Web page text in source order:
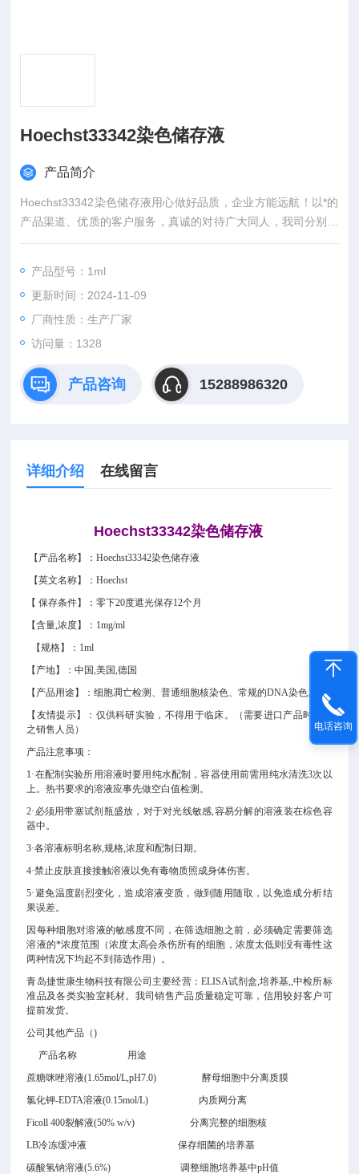
Hoechst33342染色储存液
产品简介
Hoechst33342染色储存液用心做好品质，企业方能远航！以*的
产品渠道、优质的客户服务，真诚的对待广大同人，我司分别在
上海、武汉，等城市设有专业实验室，竭诚服务每位科研工作
产品型号：1ml
更新时间：2024-11-09
厂商性质：生产厂家
访问量：1328
产品咨询 15288986320
详细介绍 在线留言
Hoechst33342染色储存液
【产品名称】：Hoechst33342染色储存液
【英文名称】：Hoechst
【 保存条件】
：零下20度遮光保存12个月
【含量,浓度】：1mg/ml
【规格】： 1ml
【产地】：中国,美国,德国
【产品用途】：细胞凋亡检测、普通细胞核染色、常规的DNA染色。
【友情提示】：仅供科研实验，不得用于临床。（需要进口产品时请告
之销售人员）
产品注意事项：
1·在配制实验所用溶液时要用纯水配制，容器使用前需用纯水清洗3次以
上。热书要求的溶液应事先做空白值检测。
2· 必须用带塞试剂瓶盛放，对于对光线敏感,容易分解的溶液装在棕色容
器中。
3·各溶液标明名称,规格,浓度和配制日期。
4·禁止皮肤直接接触溶液以免有毒物质照成身体伤害。
5·避免温度剧烈变化，造成溶液变质，做到随用随取，以免造成分析结
果误差。
因每种细胞对溶液的敏感度不同，在筛选细胞之前，必须确定需要筛选
溶液的*浓度范围（浓度太高会杀伤所有的细胞，浓度太低则没有毒性这
两种情况下均起不到筛选作用）。
青岛捷世康生物科技有限公司主要经营：ELISA试剂盒,培养基,,中检所标
准品及各类实验室耗材。我司销售产品质量稳定可靠，信用较好客户可
提前发货。
公司其他产品（)
产品名称 用途
蔗糖咪唑溶液(1.65mol/L,pH7.0)
酵母细胞中分离质膜
氯化钾-EDTA溶液(0.15mol/L)
内质网分离
Ficoll 400裂解液(50% w/v)
分离完整的细胞核
LB冷冻缓冲液
保存细菌的培养基
碳酸氢钠溶液(5.6%) 调整细胞培养基中pH值
电话咨询